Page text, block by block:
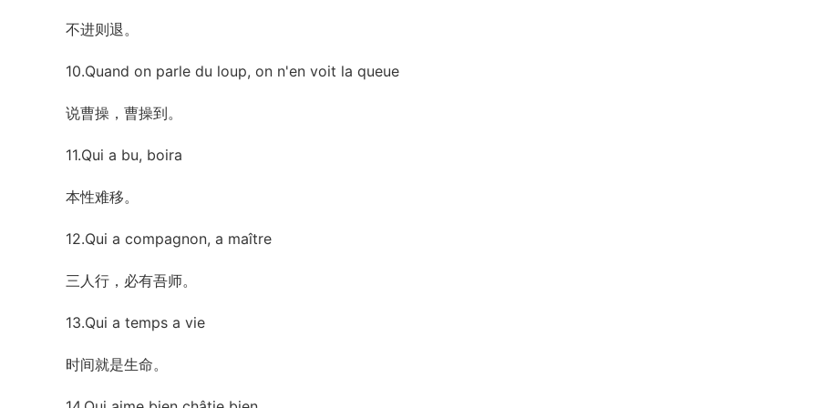
不进则退。
10.Quand on parle du loup, on n'en voit la queue
说曹操，曹操到。
11.Qui a bu, boira
本性难移。
12.Qui a compagnon, a maître
三人行，必有吾师。
13.Qui a temps a vie
时间就是生命。